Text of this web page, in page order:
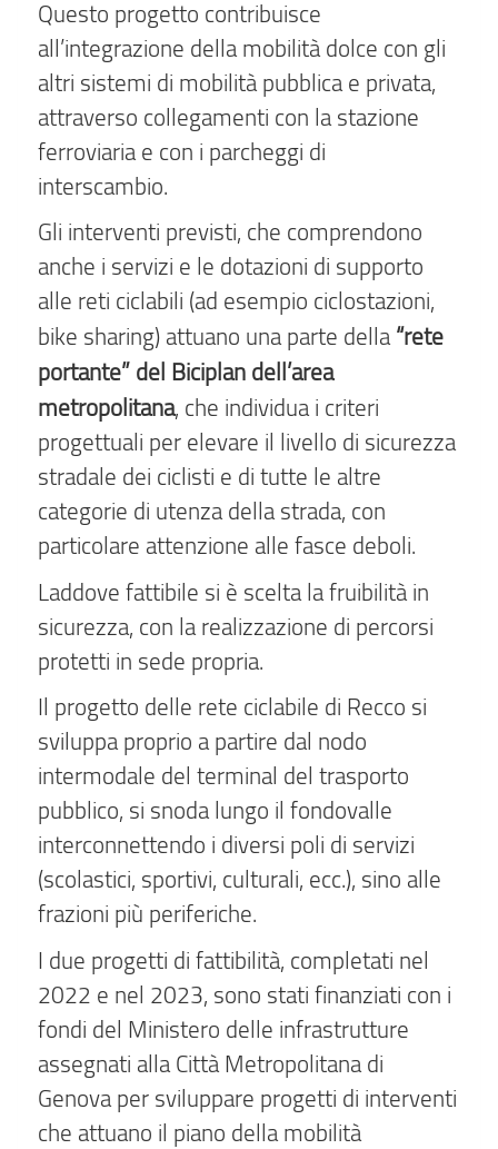
Questo progetto contribuisce
all’integrazione della mobilità dolce con gli
altri sistemi di mobilità pubblica e privata,
attraverso collegamenti con la stazione
ferroviaria e con i parcheggi di
interscambio.
Gli interventi previsti, che comprendono
anche i servizi e le dotazioni di supporto
alle reti ciclabili (ad esempio ciclostazioni,
bike sharing) attuano una parte della“rete
portante” del Biciplan dell’area
metropolitana, che individua i criteri
progettuali per elevare il livello di sicurezza
stradale dei ciclisti e di tutte le altre
categorie di utenza della strada, con
particolare attenzione alle fasce deboli.
Laddove fattibile si è scelta la fruibilità in
sicurezza, con la realizzazione di percorsi
protetti in sede propria.
Il progetto delle rete ciclabile di Recco si
sviluppa proprio a partire dal nodo
intermodale del terminal del trasporto
pubblico, si snoda lungo il fondovalle
interconnettendo i diversi poli di servizi
(scolastici, sportivi, culturali, ecc.), sino alle
frazioni più periferiche.
I due progetti di fattibilità, completati nel
2022 e nel 2023, sono stati finanziati con i
fondi del Ministero delle infrastrutture
assegnati alla Città Metropolitana di
Genova per sviluppare progetti di interventi
che attuano il piano della mobilità